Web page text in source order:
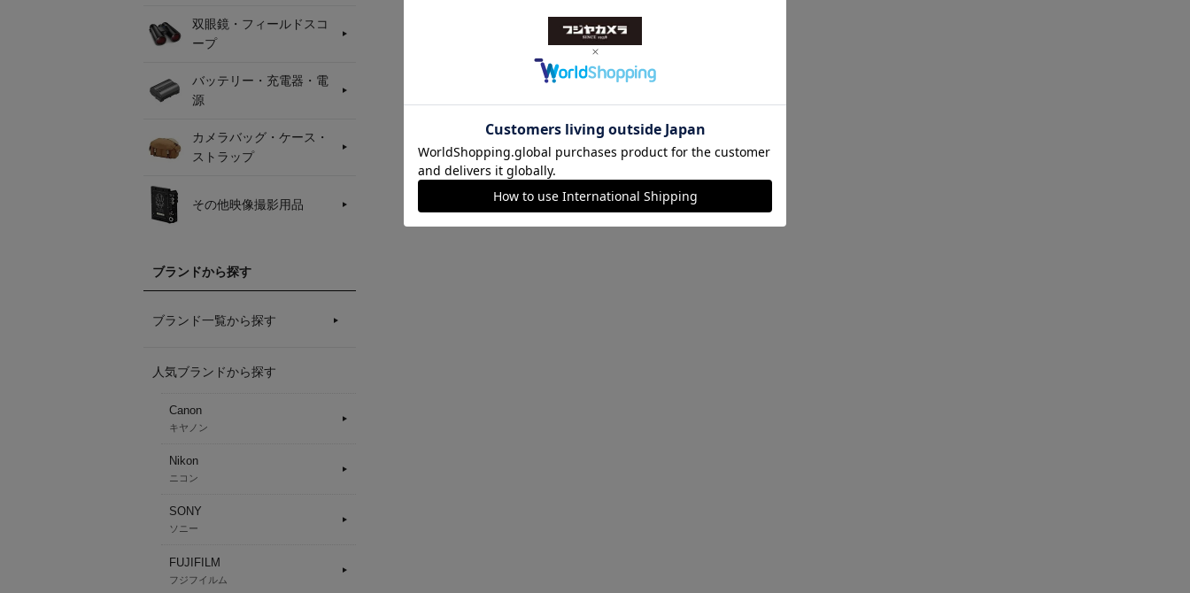
双眼鏡・フィールドスコ
ープ
バッテリー・充電器・電
源
カメラバッグ・ケース・
ストラップ
その他映像撮影用品
ブランドから探す
ブランド一覧から探す
人気ブランドから探す
Canon
キヤノン
Nikon
ニコン
SONY
ソニー
FUJIFILM
フジフイルム